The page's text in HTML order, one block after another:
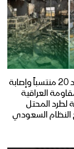
الحشد الشعبي في العراق يعلن استشهاد 20 منتسباً وإصابة
العراقية
لطرد المحتل
النظام السعودي